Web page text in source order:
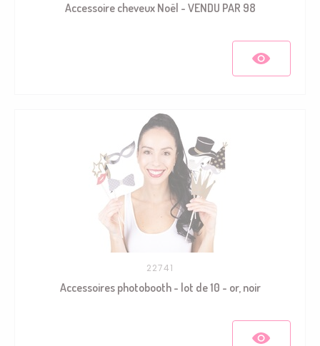
Accessoire cheveux Noël - VENDU PAR 98
22741
Accessoires photobooth - lot de 10 - or, noir